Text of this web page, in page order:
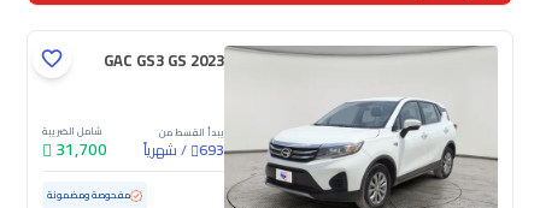
GAC GS3 GS 2023
يبدأ القسط من
693
/شهرياً
شامل الضريبة
31,700
مستعملة 98,355 كم مفحوصة ومضمونة